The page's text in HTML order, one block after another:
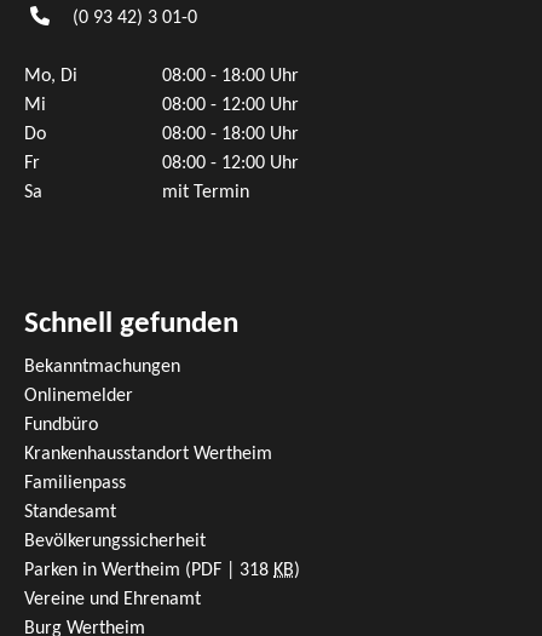
(0 93 42) 3 01-0
Mo, Di
08:00 - 18:00 Uhr
Mi
08:00 - 12:00 Uhr
Do
08:00 - 18:00 Uhr
Fr
08:00 - 12:00 Uhr
Sa
mit Termin
Schnell gefunden
Bekanntmachungen
Onlinemelder
Fundbüro
Krankenhausstandort Wertheim
Familienpass
Standesamt
Bevölkerungssicherheit
Parken in Wertheim (PDF | 318 KB)
Vereine und Ehrenamt
Burg Wertheim